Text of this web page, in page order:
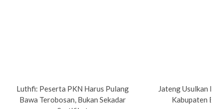
Luthfi: Peserta PKN Harus Pulang
Bawa Terobosan, Bukan Sekadar
Jateng Usulkan
Kabupaten